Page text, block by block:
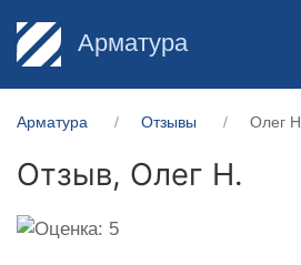
Арматура
Арматура Отзывы Олег Н.
Отзыв, Олег Н.